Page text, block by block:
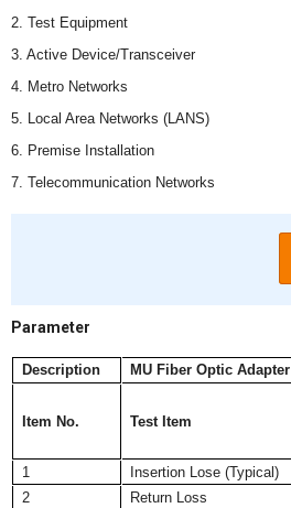
2. Test Equipment
3. Active Device/Transceiver
4. Metro Networks
5. Local Area Networks (LANS)
6. Premise Installation
7. Telecommunication Networks
Parameter
Description MU Fiber Optic Adapter
Item No. Test Item
1
Insertion Lose (Typical)
2
Return Loss